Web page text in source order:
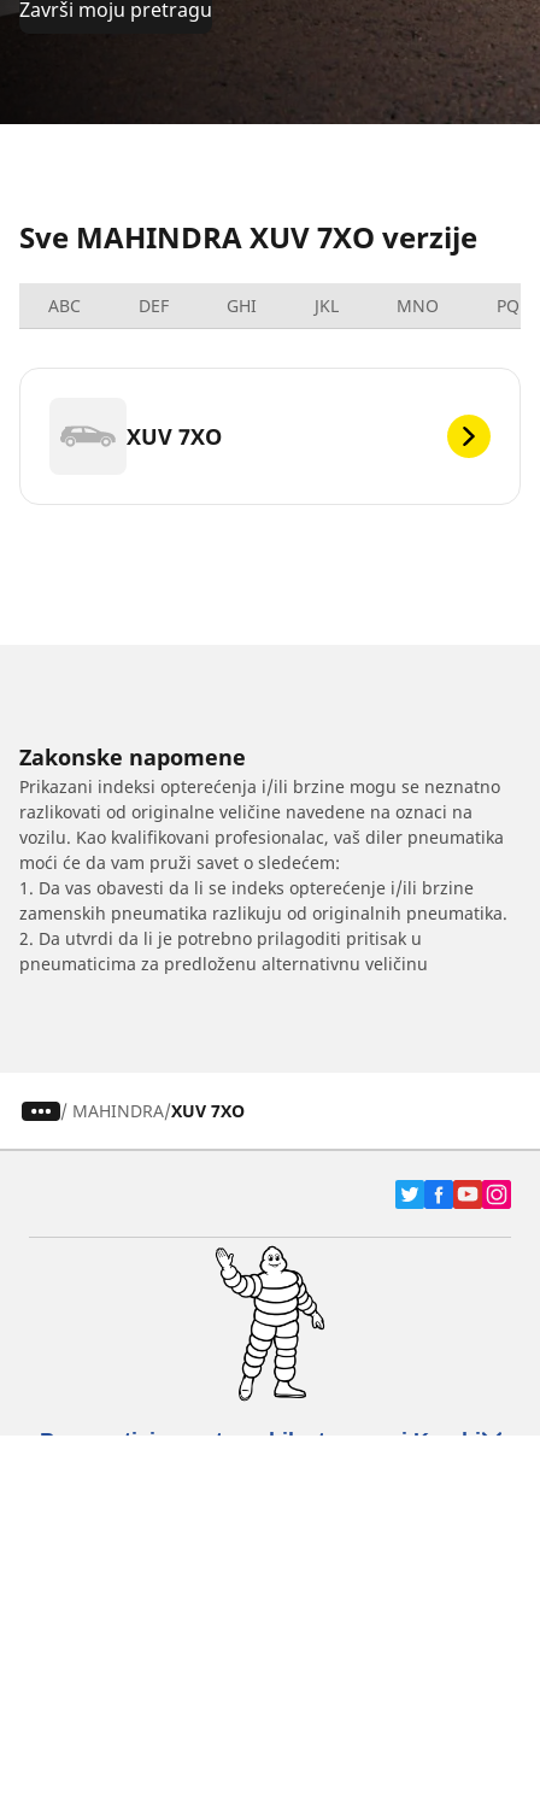
Završi moju pretragu
Sve MAHINDRA XUV 7XO verzije
ABC DEF GHI JKL MNO PQRS
XUV 7XO
Zakonske napomene
Prikazani indeksi opterećenja i/ili brzine mogu se neznatno
razlikovati od originalne veličine navedene na oznaci na
vozilu. Kao kvalifikovani profesionalac, vaš diler pneumatika
moći će da vam pruži savet o sledećem:
1. Da vas obavesti da li se indeks opterećenje i/ili brzine
zamenskih pneumatika razlikuju od originalnih pneumatika.
2. Da utvrdi da li je potrebno prilagoditi pritisak u
pneumaticima za predloženu alternativnu veličinu
/ MAHINDRA XUV 7XO
Pneumatici za automobile, terence i Kombi